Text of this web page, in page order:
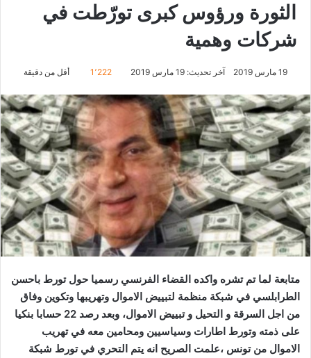
الثورة ورؤوس كبرى تورّطت في
شركات وهمية
19 مارس 2019 آخر تحديث: 19 مارس 2019 1٬222 أقل من دقيقة
متابعة لما تم تشره واكده القضاء الفرنسي رسميا حول تورط باحسن
الطرابلسي في شبكة منظمة لتبييض الاموال وتهريبها وتكوين وفاق
من اجل السرقة و التحيل و تبييض الاموال، وبعد رصد 22 حسابا بنكيا
على ذمته وتورط اطارات وسياسيين ومحامين معه في تهريب
الاموال من تونس ،علمت الصريح انه يتم التحري في تورط شبكة